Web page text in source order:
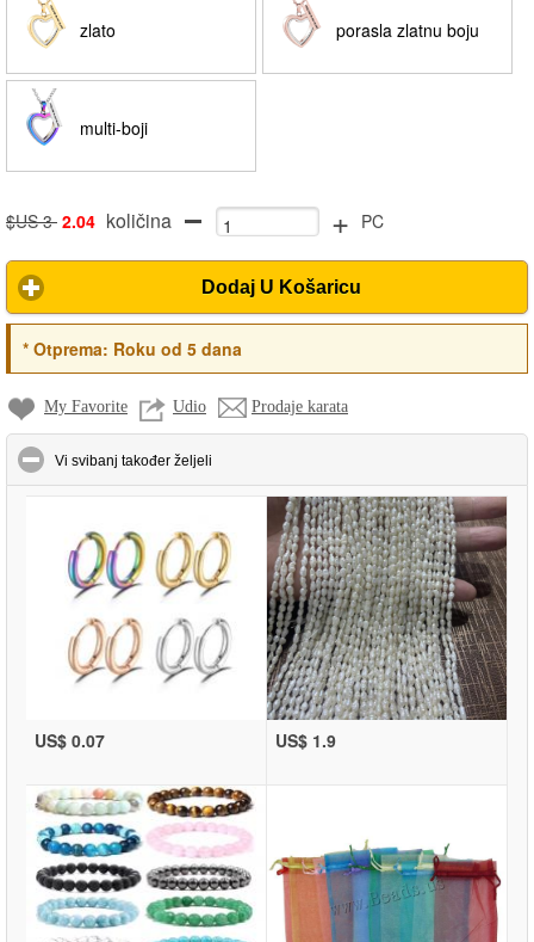
zlato porasla zlatnu boju
multi-boji
$US 3 2.04 količina + PC
Dodaj U Košaricu
*Otprema: Roku od 5 dana
My Favorite Udio Prodaje karata
Vi svibanj također željeli
US$ 0.07 US$ 1.9